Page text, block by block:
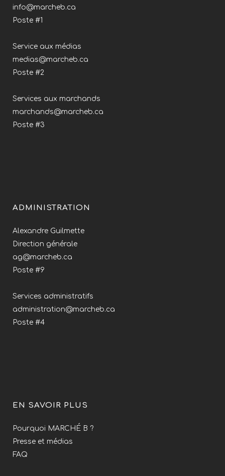
info@marcheb.ca
Poste #1
Service aux médias
medias@marcheb.ca
Poste #2
Services aux marchands
marchands@marcheb.ca
Poste #3
ADMINISTRATION
Alexandre Guilmette
Direction générale
ag@marcheb.ca
Poste #9
Services administratifs
administration@marcheb.ca
Poste #4
EN SAVOIR PLUS
Pourquoi MARCHÉ B ?
Presse et médias
FAQ